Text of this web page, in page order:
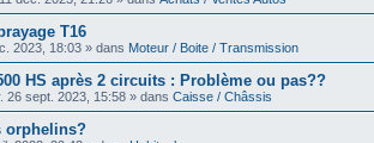
T16
2023, 18:03 » dans Moteur / Boite / Transmission
HS après 2 circuits : Problème ou pas??
26 sept. 2023, 15:58 » dans Caisse / Châssis
orphelins?